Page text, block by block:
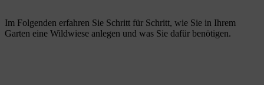
Im Folgenden erfahren Sie Schritt für Schritt, wie Sie in Ihrem
Garten eine Wildwiese anlegen und was Sie dafür benötigen.